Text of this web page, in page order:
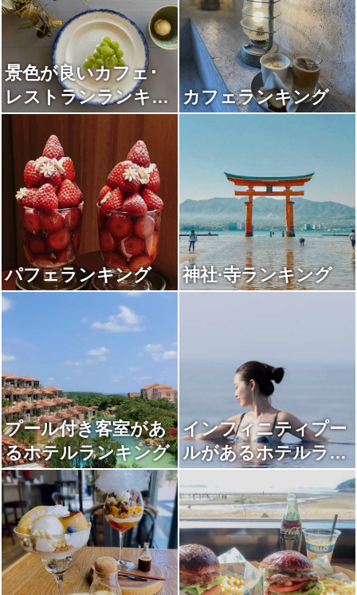
景色が良いカフェ･
レストランランキン
グ
カフェランキング
パフェランキング 神社·寺ランキング
プール付き客室があ
るホテルランキング
インフィニティプー
ルがあるホテルラン
キング